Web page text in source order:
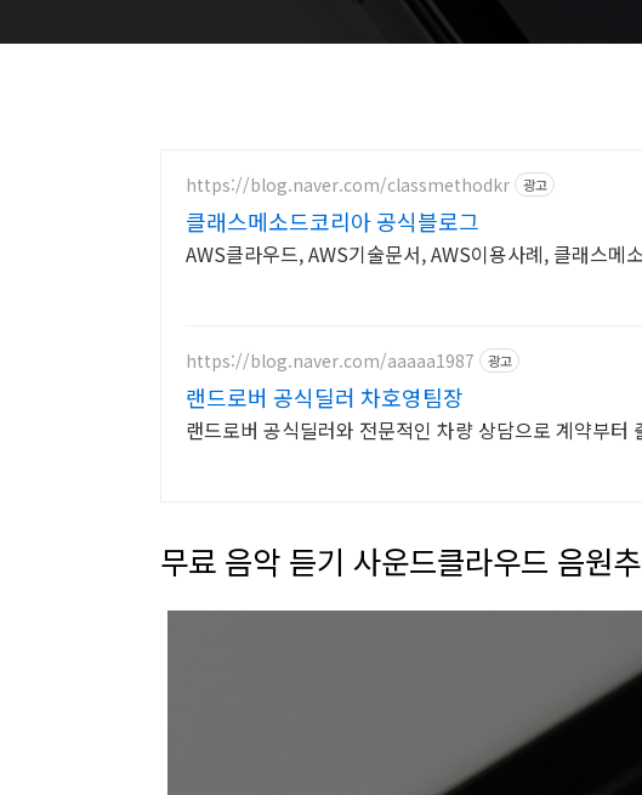
https://blog.naver.com/classmethodkr 광고
클래스메소드코리아 공식블로그
AWS클라우드, AWS기술문서, AWS이용사례, 클래스메
https://blog.naver.com/aaaaa1987 광고
랜드로버 공식딜러 차호영팀장
랜드로버 공식딜러와 전문적인 차량 상담으로 계약부터
무료 음악 듣기 사운드클라우드 음원